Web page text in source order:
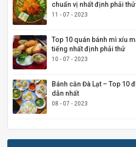
chuẩn vị nhất định phải thử
11 - 07 - 2023
Top 10 quán bánh mì xíu
tiếng nhất định phải thử
10 - 07 - 2023
Bánh căn Đà Lạt – Top 10
dẫn nhất
08 - 07 - 2023